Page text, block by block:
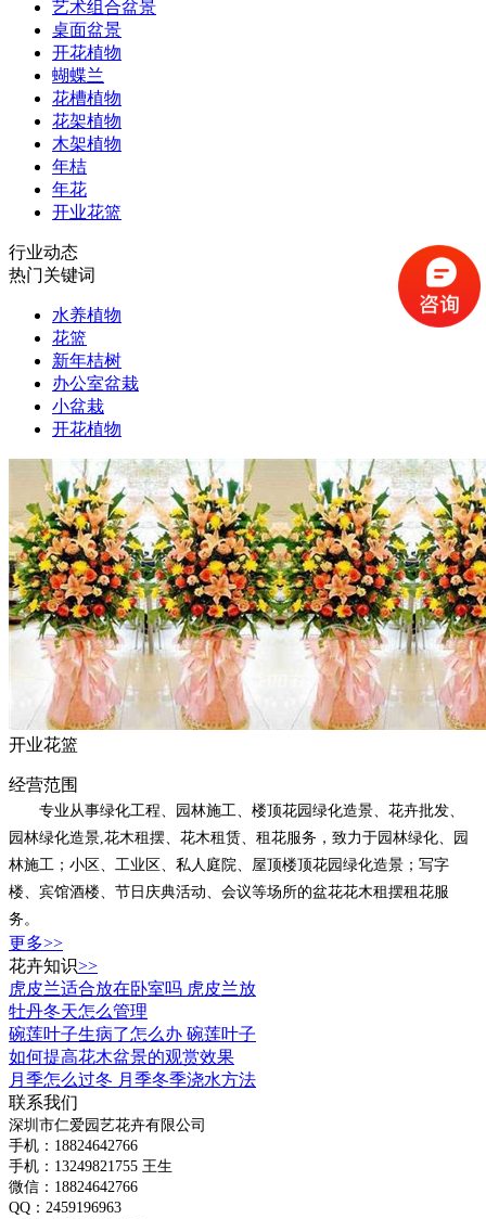
艺术组合盆景
桌面盆景
开花植物
蝴蝶兰
花槽植物
花架植物
木架植物
年桔
年花
开业花篮
行业动态
热门关键词
水养植物
花篮
新年桔树
办公室盆栽
小盆栽
开花植物
开业花篮
经营范围
专业从事绿化工程、园林施工、楼顶花园绿化造景、花卉批发、
园林绿化造景,花木租摆、花木租赁、租花服务，致力于园林绿化、园
林施工；小区、工业区、私人庭院、屋顶楼顶花园绿化造景；写字
楼、宾馆酒楼、节日庆典活动、会议等场所的盆花花木租摆租花服
务。
更多>>
花卉知识>>
虎皮兰适合放在卧室吗 虎皮兰放
牡丹冬天怎么管理
碗莲叶子生病了怎么办 碗莲叶子
如何提高花木盆景的观赏效果
月季怎么过冬 月季冬季浇水方法
联系我们
深圳市仁爱园艺花卉有限公司
手机：18824642766
手机： 13249821755 王生
微信：18824642766
QQ：2459196963